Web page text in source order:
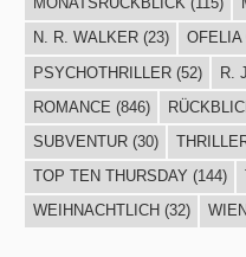
N. R. WALKER(23) OFELIA
PSYCHOTHRILLER(52) R.
ROMANCE (846)
SUBVENTUR(30)
TOP TEN THURSDAY (144)
WEIHNACHTLICH (32) WIEN